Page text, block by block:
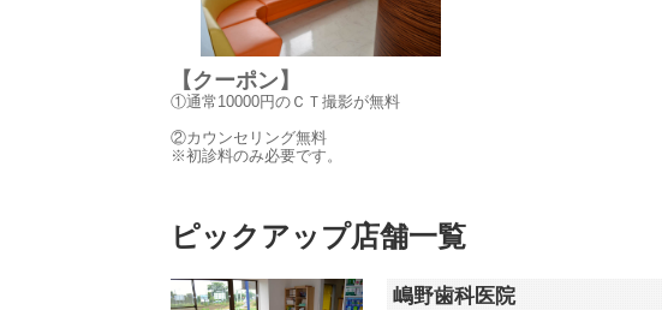
【クーポン】
①通常10000円のＣＴ撮影が無料
②カウンセリング無料
※初診料のみ必要です。
ピックアップ店舗一覧
嶋野歯科医院